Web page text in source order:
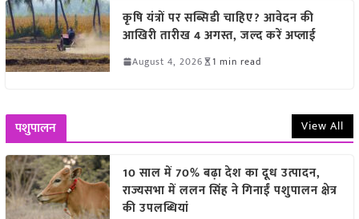
कृषि यंत्रों पर सब्सिडी चाहिए? आवेदन की
आखिरी तारीख 4 अगस्त, जल्द करें अप्लाई
August 4, 2026 1 min read
पशुपालन View All
10 साल में 70% बढ़ा देश का दूध उत्पादन,
राज्यसभा में ललन सिंह ने गिनाईं पशुपालन क्षेत्र
की उपलब्धियां